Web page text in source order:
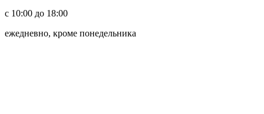
с 10:00 до 18:00
ежедневно, кроме понедельника